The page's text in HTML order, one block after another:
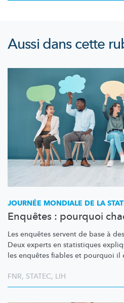
Aussi dans cette
JOURNÉE MONDIALE DE LA
Enquêtes : pourquoi
Les enquêtes servent de base à
Deux experts en statistiques
les enquêtes fiables et pourquoi il
FNR, STATEC, LIH